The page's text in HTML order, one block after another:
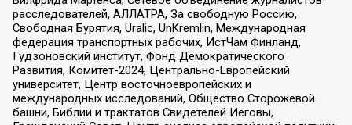
расследователей, АЛЛАТРА, За свободную Россию,
Свободная Бурятия, Uralic, UnKremlin, Международная
федерация транспортных рабочих, ИстЧам Финланд,
Гудзоновский институт, Фонд Демократического
Развития, Комитет-2024, Центрально-Европейский
университет, Центр восточноевропейских и
международных исследований, Общество Сторожевой
башни, Библии и трактатов Свидетелей Иеговы,